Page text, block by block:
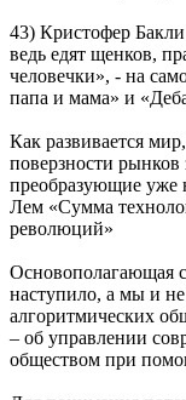
43) Кристофер
ведь едят щенков,
человечки», - на
папа и мама» и
Как развивается
поверзности
преобразующие уже
Лем «Сумма
революций»
Основополагающая
наступило, а мы и
алгоритмических
– об управлении
обществом при